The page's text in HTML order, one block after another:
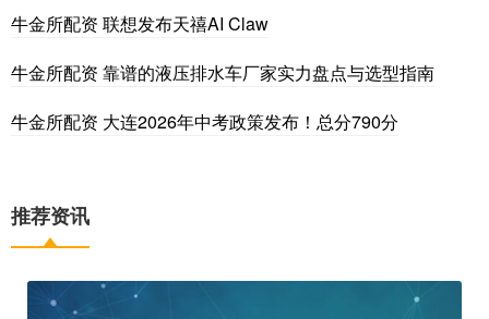
牛金所配资 联想发布天禧AI Claw
牛金所配资 靠谱的液压排水车厂家实力盘点与选型指南
牛金所配资 大连2026年中考政策发布！总分790分
推荐资讯